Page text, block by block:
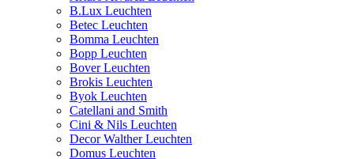
B.Lux Leuchten
Betec Leuchten
Bomma Leuchten
Bopp Leuchten
Bover Leuchten
Brokis Leuchten
Byok Leuchten
Catellani and Smith
Cini & Nils Leuchten
Decor Walther Leuchten
Domus Leuchten